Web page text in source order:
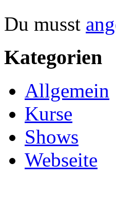
Du musst
Kategorien
Allgemein
Kurse
Shows
Webseite